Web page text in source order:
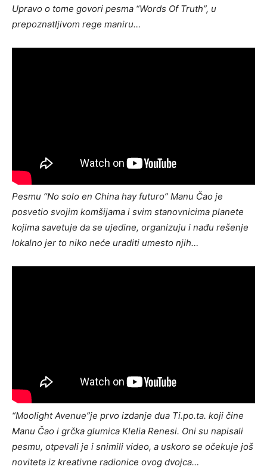
Upravo o tome govori pesma “Words Of Truth”, u
prepoznatljivom rege maniru…
Pesmu “No solo en China hay futuro” Manu Čao je
posvetio svojim komšijama i svim stanovnicima planete
kojima savetuje da se ujedine, organizuju i nađu rešenje
lokalno jer to niko neće uraditi umesto njih…
“Moolight Avenue”je prvo izdanje dua Ti.po.ta. koji čine
Manu Čao i grčka glumica Klelia Renesi. Oni su napisali
pesmu, otpevali je i snimili video, a uskoro se očekuje još
noviteta iz kreativne radionice ovog dvojca…